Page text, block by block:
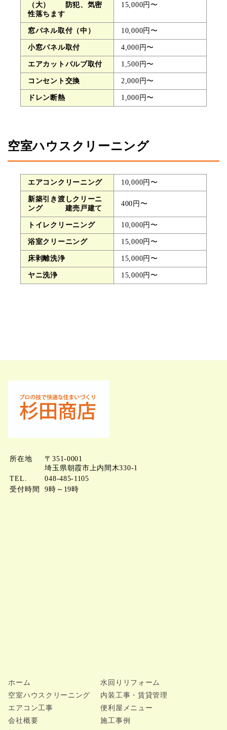
（大） 防犯、気密
性落ちます
15,000円〜
窓パネル取付（中） 10,000円〜
小窓パネル取付 4,000円〜
エアカットバルブ取付 1,500円〜
コンセント交換 2,000円〜
ドレン断熱 1,000円〜
空室ハウスクリーニング
エアコンクリーニング 10,000円〜
新築引き渡しクリーニ
ング 建売戸建て
400円〜
トイレクリーニング 10,000円〜
浴室クリーニング 15,000円〜
床剥離洗浄 15,000円〜
ヤニ洗浄 15,000円〜
所在地
〒351-0001
埼玉県朝霞市上内間木330‐1
TEL.
048-485-1105
受付時間
9時～19時
ホーム
水回りリフォーム
空室ハウスクリーニング
内装工事・賃貸管理
エアコン工事
便利屋メニュー
会社概要
施工事例